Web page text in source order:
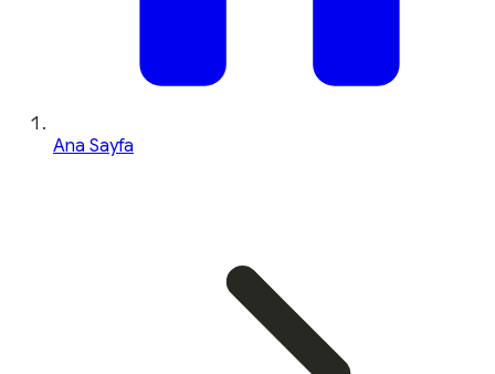
Ana Sayfa